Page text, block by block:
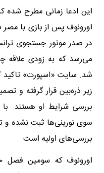
این ادعا زمانی مطرح شده
اورونوف پس از بازی با مصر
در صدر موتور جستجوی
می‌رسد که به زودی علاقه
شد. سایت «اسپورت» تاکید
زیر ذره‌بین قرار گرفته و
بررسی شرایط او هستند.
سوی نورینی‌ها ثبت نشده و
بررسی‌های اولیه است.
اورونوف که سومین فصل